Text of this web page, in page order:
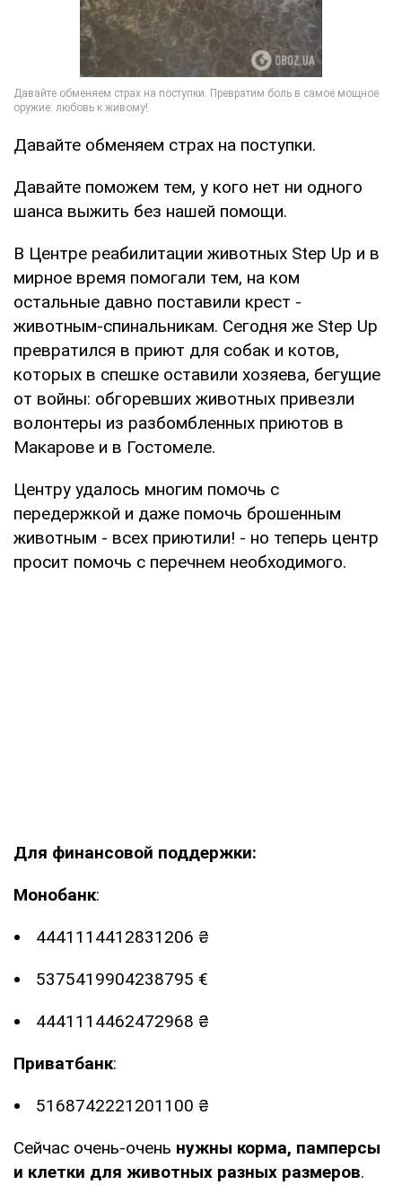
Давайте обменяем страх на поступки.
Давайте поможем тем, у кого нет ни одного
шанса выжить без нашей помощи.
В Центре реабилитации животных Step Up и в
мирное время помогали тем, на ком
остальные давно поставили крест -
животным-спинальникам. Сегодня же Step Up
превратился в приют для собак и котов,
которых в спешке оставили хозяева, бегущие
от войны: обгоревших животных привезли
волонтеры из разбомбленных приютов в
Макарове и в Гостомеле.
Центру удалось многим помочь с
передержкой и даже помочь брошенным
животным - всех приютили! - но теперь центр
просит помочь с перечнем необходимого.
Для финансовой поддержки:
Монобанк:
4441114412831206 ₴
5375419904238795 €
4441114462472968 ₴
Приватбанк:
5168742221201100 ₴
Сейчас очень-очень нужны корма, памперсы
и клетки для животных разных размеров.